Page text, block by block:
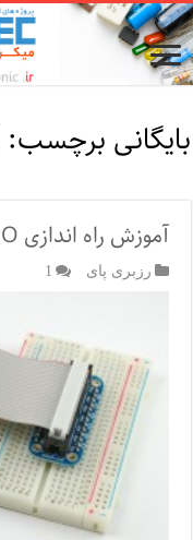
بایگانی برچسب:
آموزش راه اندازی GPIO رزبری پای
رزبری پای 1